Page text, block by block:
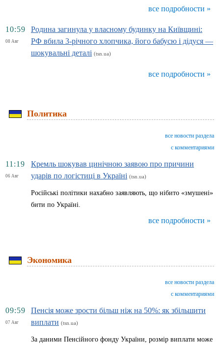
все подробности »
10:59
08 Авг
Родина загинула у власному будинку на Київщині:
РФ вбила 3-річного хлопчика, його бабусю і дідуся —
шокувальні деталі (tsn.ua)
все подробности »
Политика
все новости раздела
с комментариями
11:19
06 Авг
Кремль шокував цинічною заявою про причини
ударів по логістиці в Україні (tsn.ua)
Російські політики нахабно заявляють, що нібито «змушені»
бити по Україні.
все подробности »
Экономика
все новости раздела
с комментариями
09:59
07 Авг
Пенсія може зрости більш ніж на 50%: як збільшити
виплати (tsn.ua)
За даними Пенсійного фонду України, розмір виплати може